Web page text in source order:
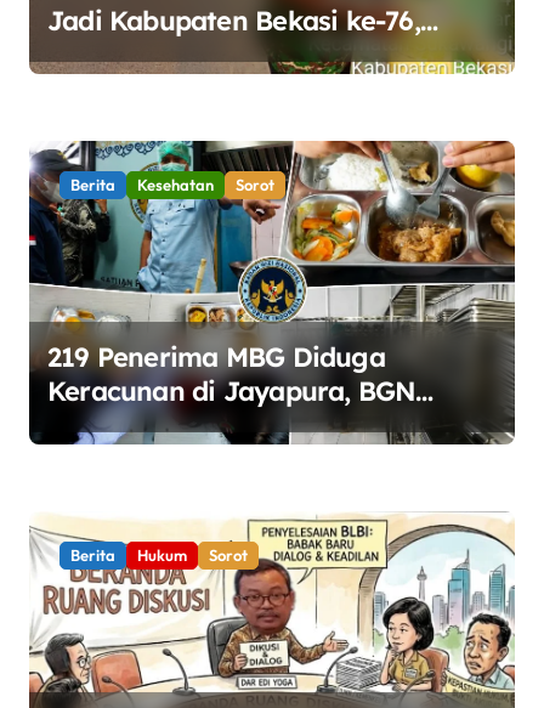
Jadi Kabupaten Bekasi ke-76,
Pemdes Muara bakti Gotong
Berita Kesehatan Sorot
219 Penerima MBG Diduga
Keracunan di Jayapura, BGN
Perketat Pengawasan Keamanan
Berita Hukum Sorot